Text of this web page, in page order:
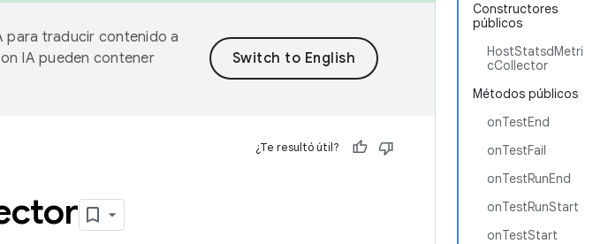
Constructores
públicos
HostStatsdMetri
cCollector
Métodos públicos
onTestEnd
onTestFail
onTestRunEnd
onTestRunStart
onTestStart
para traducir contenido a
IA pueden contener
¿Te resultó útil?